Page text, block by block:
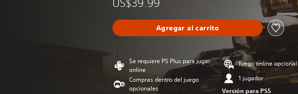
US$39.99
Agregar al carrito
Se requiere PS Plus para jugar
online
Compras dentro del juego
opcionales
Juego online opcional
1 jugador
Versión para PS5